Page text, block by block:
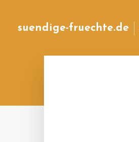
suendige-fruechte.de